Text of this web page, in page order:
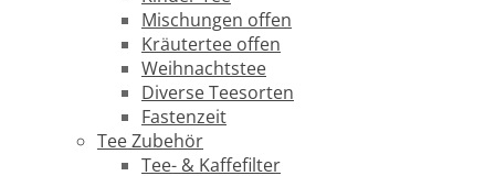
Mischungen offen
Kräutertee offen
Weihnachtstee
Diverse Teesorten
Fastenzeit
Tee Zubehör
Tee- & Kaffefilter